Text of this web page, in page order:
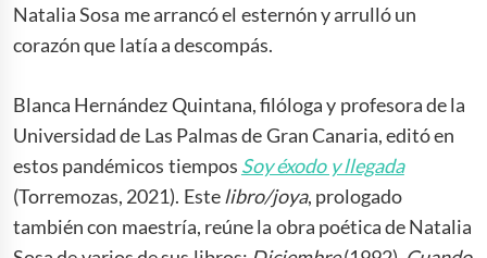
Natalia Sosa me arrancó el esternón y arrulló un
corazón que latía a descompás.
Blanca Hernández Quintana, filóloga y profesora de la
Universidad de Las Palmas de Gran Canaria, editó en
estos pandémicos tiempos Soy éxodo y llegada
(Torremozas, 2021). Estelibro/joya, prologado
también con maestría, reúne la obra poética de Natalia